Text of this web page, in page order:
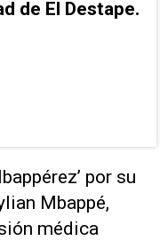
de El Destape.
por su
Mbappé,
médica